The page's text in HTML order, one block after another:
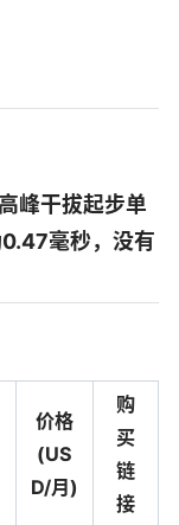
峰干拔起步单
毫秒，没有
价格
(US
D/月)
购
买
链
接